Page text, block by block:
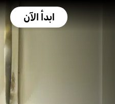
ابدأ الآن